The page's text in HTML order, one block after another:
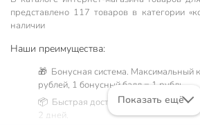
представлено 117 товаров в категории
наличии
Наши преимущества:
🎁 Бонусная система. Максимальный
рублей, 1 бонусный балл = 1 рубль.
📦 Быстрая доставка. Самовывоз от
2 дней.
Показать ещё